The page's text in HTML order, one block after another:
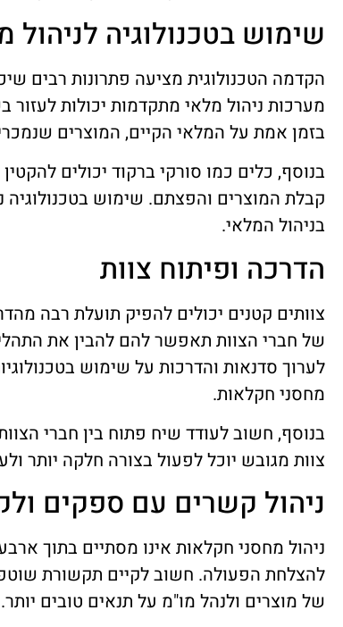
שימוש בטכנולוגיה לניהול
הקדמה הטכנולוגית מציעה פתרונות רבים
מערכות ניהול מלאי מתקדמות יכולות לעזור
בזמן אמת על המלאי הקיים, המוצרים
בנוסף, כלים כמו סורקי ברקוד יכולים
קבלת המוצרים והפצתם. שימוש בטכנולוגיה
בניהול המלאי.
הדרכה ופיתוח צוות
צוותים קטנים יכולים להפיק תועלת רבה
של חברי הצוות תאפשר להם להבין את
לערוך סדנאות והדרכות על שימוש
מחסני חקלאות.
בנוסף, חשוב לעודד שיח פתוח בין חברי
צוות מגובש יוכל לפעול בצורה חלקה יותר
ניהול קשרים עם ספקים
ניהול מחסני חקלאות אינו מסתיים בתוך
להצלחת הפעולה. חשוב לקיים תקשורת
של מוצרים ולנהל מו"מ על תנאים טובים יותר.